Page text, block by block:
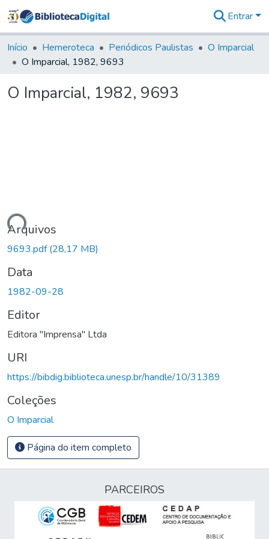
&
Coleções
Tudo na
Digital
Entrar
Início Hemeroteca Periódicos Paulistas
O Imparcial
O Imparcial, 1982, 9693
O Imparcial, 1982, 9693
Arquivos
9693.pdf(28,17 MB)
Data
1982-09-28
Editor
Editora "Imprensa" Ltda
URI
https://bibdig.biblioteca.unesp.br/handle/10/31389
Coleções
O Imparcial
Página do item completo
PARCEIROS